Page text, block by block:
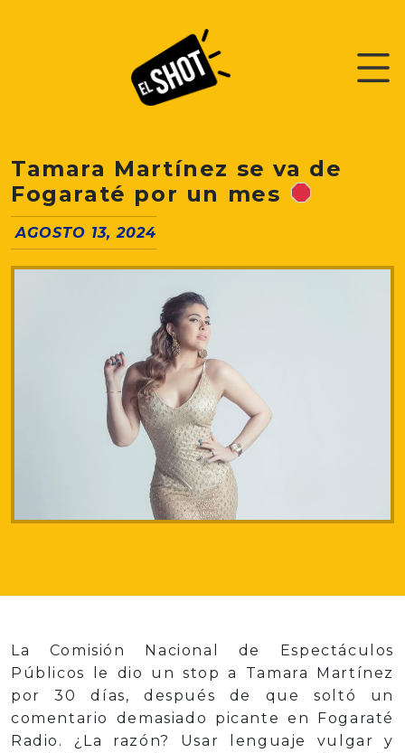
Tamara Martínez se va de
Fogaraté por un mes
AGOSTO 13, 2024
La Comisión Nacional de Espectáculos
Públicos le dio un stop a Tamara Martínez
por 30 días, después de que soltó un
comentario demasiado picante en Fogaraté
Radio. ¿La razón? Usar lenguaje vulgar y